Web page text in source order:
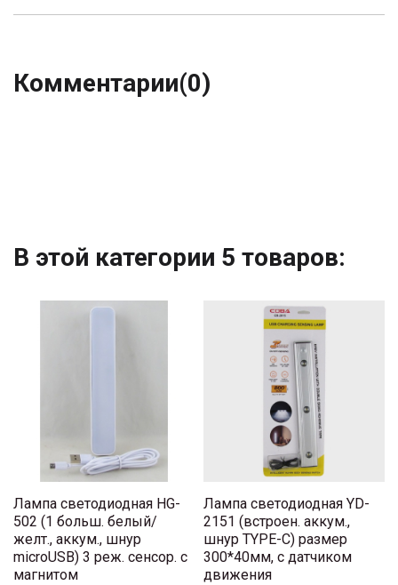
Комментарии(0)
В этой категории 5 товаров:
Лампа светодиодная HG-
502 (1 больш. белый/
желт., аккум., шнур
microUSB) 3 реж. сенсор. с
магнитом
Лампа светодиодная YD-
2151 (встроен. аккум.,
шнур TYPE-C) размер
300*40мм, с датчиком
движения